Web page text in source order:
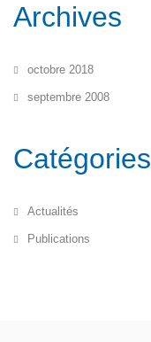
Archives
octobre 2018
septembre 2008
Catégories
Actualités
Publications